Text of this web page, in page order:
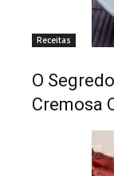
Receitas
O
Cremosa